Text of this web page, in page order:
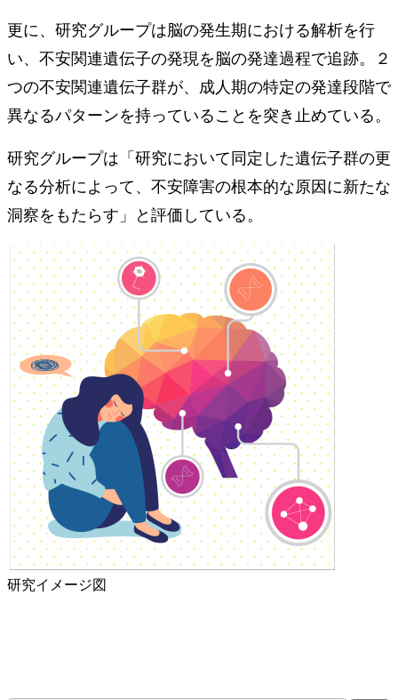
更に、研究グループは脳の発⽣期における解析を⾏
い、不安関連遺伝⼦の発現を脳の発達過程で追跡。２
つの不安関連遺伝⼦群が、成⼈期の特定の発達段階で
異なるパターンを持っていることを突き止めている。
研究グループは「研究において同定した遺伝⼦群の更
なる分析によって、不安障害の根本的な原因に新たな
洞察をもたらす」と評価している。
研究イメージ図